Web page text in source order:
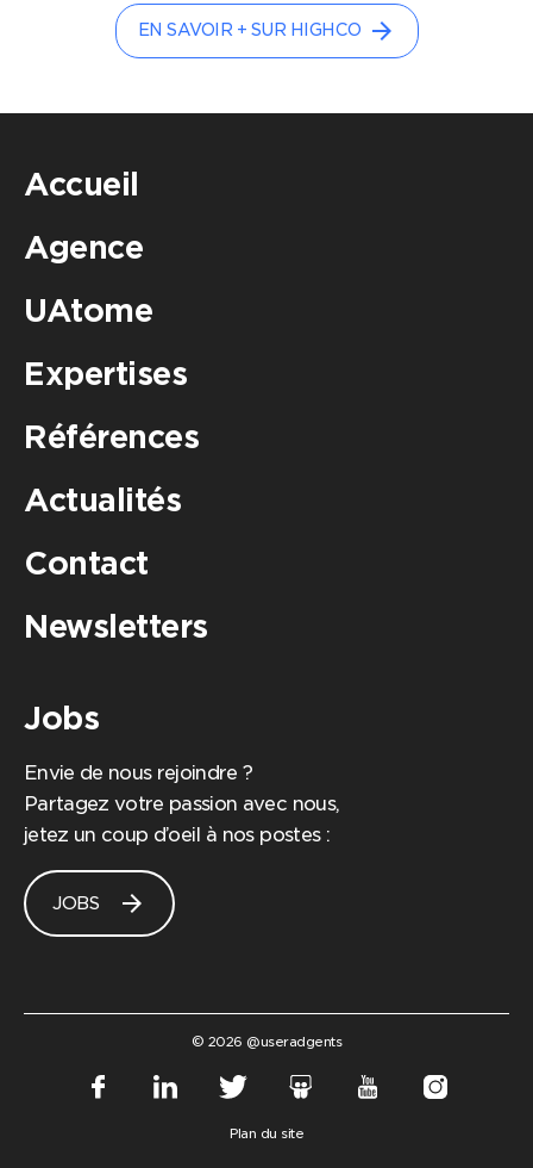
d'audience qui permettent de générer des statistiques
de fréquentation utiles à l'amélioration du site.
EN SAVOIR + SUR HIGHCO arrow_forward
Accueil
Agence
UAtome
Expertises
Références
Actualités
Contact
Newsletters
Jobs
Envie de nous rejoindre ?
Partagez votre passion avec nous,
jetez un coup d’oeil à nos postes :
JOBS arrow_forward
© 2026 @useradgents
Plan du site